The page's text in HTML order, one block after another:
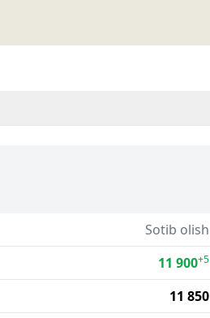
Sotib olish
11 900+5
11 850